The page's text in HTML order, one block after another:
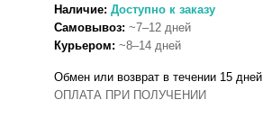
Наличие: Доступно к заказу
Самовывоз: ~7–12 дней
Курьером: ~8–14 дней
Обмен или возврат в течении 15 дней
ОПЛАТА ПРИ ПОЛУЧЕНИИ